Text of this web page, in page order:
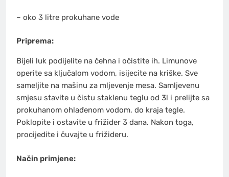
– oko 3 litre prokuhane vode
Priprema:
Bijeli luk podijelite na čehna i očistite ih. Limunove
operite sa ključalom vodom, isijecite na kriške. Sve
sameljite na mašinu za mljevenje mesa. Samljevenu
smjesu stavite u čistu staklenu teglu od 3l i prelijte sa
prokuhanom ohlađenom vodom, do kraja tegle.
Poklopite i ostavite u frižider 3 dana. Nakon toga,
procijedite i čuvajte u frižideru.
Način primjene: